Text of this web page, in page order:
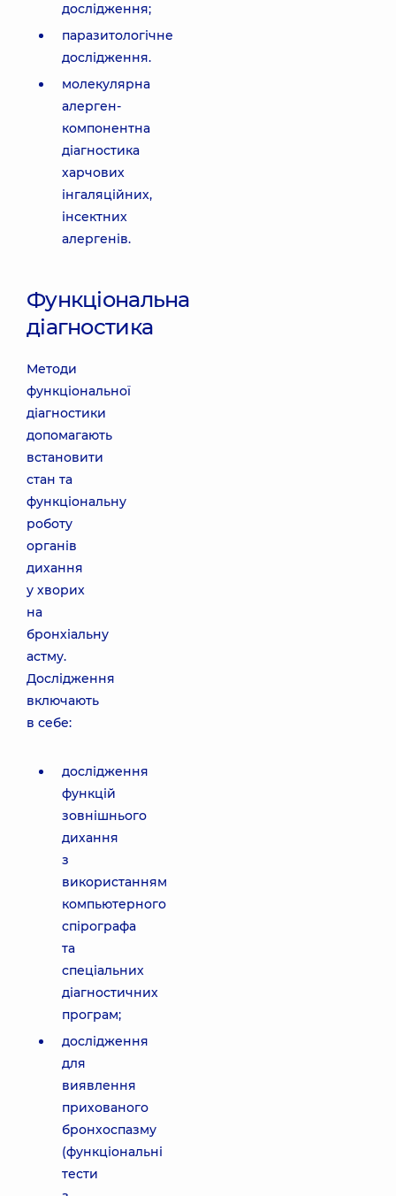
дослідження;
паразитологічне
дослідження.
молекулярна
алерген-
компонентна
діагностика
харчових
інгаляційних,
інсектних
алергенів.
Функціональна
діагностика
Методи
функціональної
діагностики
допомагають
встановити
стан та
функціональну
роботу
органів
дихання
у хворих
на
бронхіальну
астму.
Дослідження
включають
в себе:
дослідження
функцій
зовнішнього
дихання
з
використанням
компьютерного
спірографа
та
спеціальних
діагностичних
програм;
дослідження
для
виявлення
прихованого
бронхоспазму
(функціональні
тести